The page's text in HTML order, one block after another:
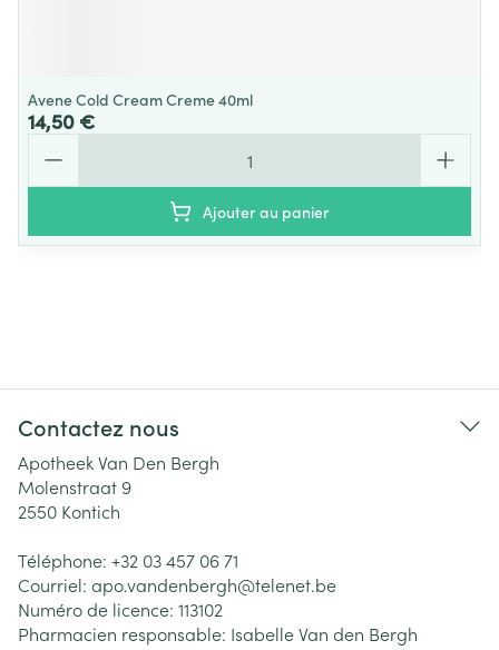
Avene Cold Cream Creme 40ml
14,50 €
Ajouter au panier
Contactez nous
Apotheek Van Den Bergh
Molenstraat 9
2550 Kontich
Téléphone: +32 03 457 06 71
Courriel: apo.vandenbergh@telenet.be
Numéro de licence: 113102
Pharmacien responsable: Isabelle Van den Bergh